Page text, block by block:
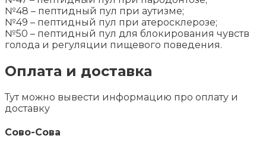
№48 – пептидный пул при аутизме;
№49 – пептидный пул при атеросклерозе;
№50 – пептидный пул для блокирования чувств
голода и регуляции пищевого поведения.
Оплата и доставка
Тут можно вывести информацию про оплату и
доставку
Сово-Сова